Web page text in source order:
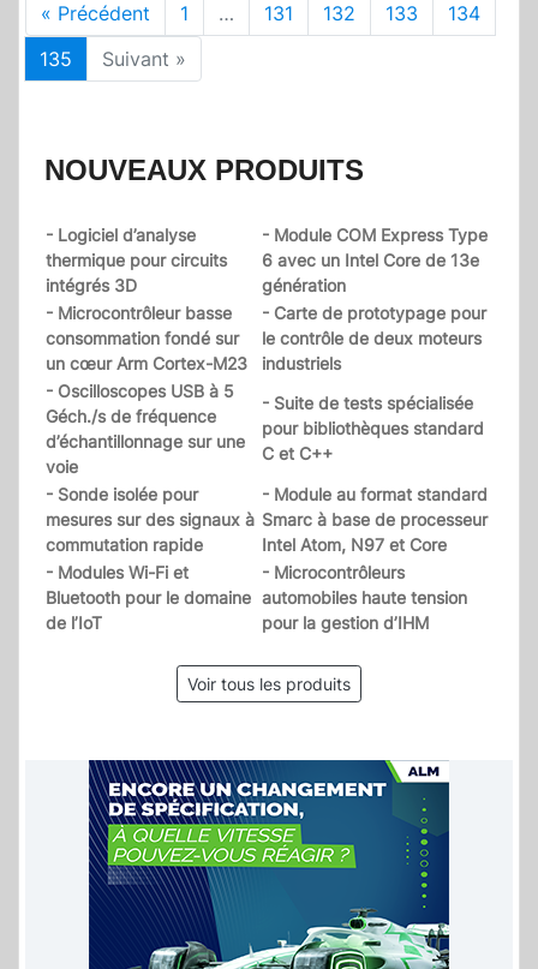
« Précédent 1 … 131 132 133
134
135
Suivant »
NOUVEAUX PRODUITS
- Logiciel d’analyse
thermique pour circuits
intégrés 3D
- Module COM Express Type
6 avec un Intel Core de 13e
génération
- Microcontrôleur basse
consommation fondé sur
un cœur Arm Cortex-M23
- Carte de prototypage pour
le contrôle de deux moteurs
industriels
- Oscilloscopes USB à 5
Géch./s de fréquence
d’échantillonnage sur une
voie
- Suite de tests spécialisée
pour bibliothèques standard
C et C++
- Sonde isolée pour
mesures sur des signaux à
commutation rapide
- Module au format standard
Smarc à base de processeur
Intel Atom, N97 et Core
- Modules Wi-Fi et
Bluetooth pour le domaine
de l’IoT
- Microcontrôleurs
automobiles haute tension
pour la gestion d’IHM
Voir tous les produits